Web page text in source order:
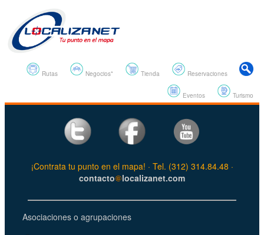
Reservaciones
Tienda
Negocios*
Rutas
Turismo
Eventos
¡Contrata tu punto en el mapa! · Tel. (312) 314.84.48 ·
contacto
localizanet.com
Asociaciones o agrupaciones